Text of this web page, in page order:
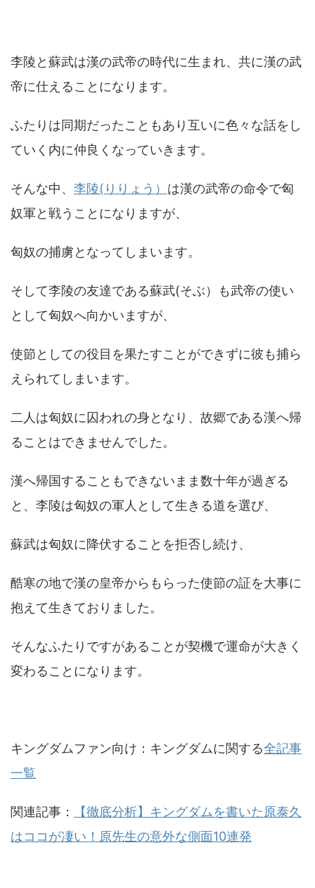
李陵と蘇武は漢の武帝の時代に生まれ、共に漢の武
帝に仕えることになります。
ふたりは同期だったこともあり互いに色々な話をし
ていく内に仲良くなっていきます。
そんな中、 李陵(りりょう） は漢の武帝の命令で匈
奴軍と戦うことになりますが、
匈奴の捕虜となってしまいます。
そして李陵の友達である蘇武(そぶ）も武帝の使い
として匈奴へ向かいますが、
使節としての役目を果たすことができずに彼も捕ら
えられてしまいます。
二人は匈奴に囚われの身となり、故郷である漢へ帰
ることはできませんでした。
漢へ帰国することもできないまま数十年が過ぎる
と、李陵は匈奴の軍人として生きる道を選び、
蘇武は匈奴に降伏することを拒否し続け、
酷寒の地で漢の皇帝からもらった使節の証を大事に
抱えて生きておりました。
そんなふたりですがあることが契機で運命が大きく
変わることになります。
キングダムファン向け：キングダムに関する全記事
一覧
関連記事：
【徹底分析】キングダムを書いた原泰久
はココが凄い！原先生の意外な側面10連発